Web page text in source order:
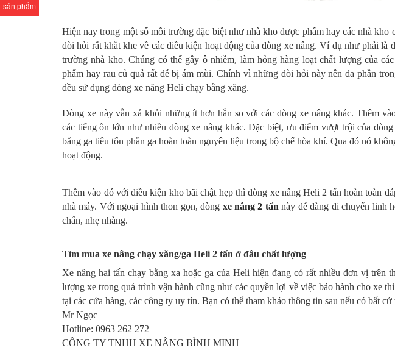
sản phẩm
Hiện nay trong một số môi trường đặc biệt như nhà kho dược phẩm hay các nhà kho
đòi hỏi rất khắt khe về các điều kiện hoạt động của dòng xe nâng. Ví dụ như phải là
trường nhà kho. Chúng có thể gây ô nhiễm, làm hỏng hàng loạt chất lượng của
phẩm hay rau củ quả rất dễ bị ám mùi. Chính vì những đòi hỏi này nên đa phần
đều sử dụng dòng xe nâng Heli chạy bằng xăng.
Dòng xe này vẫn xả khỏi những ít hơn hẳn so với các dòng xe nâng khác. Thêm
các tiếng ồn lớn như nhiều dòng xe nâng khác. Đặc biệt, ưu điểm vượt trội của
bằng ga tiêu tốn phần ga hoàn toàn nguyên liệu trong bộ chế hòa khí. Qua đó nó
hoạt động.
Thêm vào đó với điều kiện kho bãi chật hẹp thì dòng xe nâng Heli 2 tấn hoàn toàn
nhà máy. Với ngoại hình thon gọn, dòng xe nâng 2 tấn này dễ dàng di chuyển linh
chắn, nhẹ nhàng.
Tìm mua xe nâng chạy xăng/ga Heli 2 tấn ở đâu chất lượng
Xe nâng hai tấn chạy bằng xa hoặc ga của Heli hiện đang có rất nhiều đơn vị trên
lượng xe trong quá trình vận hành cũng như các quyền lợi về việc bảo hành cho xe
tại các cửa hàng, các công ty uy tín. Bạn có thể tham khảo thông tin sau nếu có bất cứ
Mr Ngọc
Hotline: 0963 262 272
CÔNG TY TNHH XE NÂNG BÌNH MINH